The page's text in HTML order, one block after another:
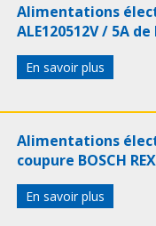
Alimentations
ALE120512V / 5A de
En savoir plus
Alimentations
coupure BOSCH
En savoir plus